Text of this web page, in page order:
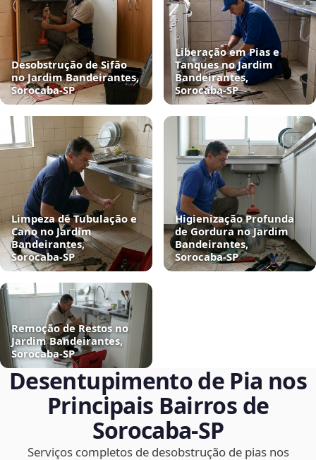
Desobstrução de Sifão
no Jardim Bandeirantes,
Sorocaba‑SP
Liberação em Pias e
Tanques no Jardim
Bandeirantes,
Sorocaba‑SP
Limpeza de Tubulação e
Cano no Jardim
Bandeirantes,
Sorocaba‑SP
Higienização Profunda
de Gordura no Jardim
Bandeirantes,
Sorocaba‑SP
Remoção de Restos no
Jardim Bandeirantes,
Sorocaba‑SP
Desentupimento de Pia nos
Principais Bairros de
Sorocaba‑SP
Serviços completos de desobstrução de pias nos